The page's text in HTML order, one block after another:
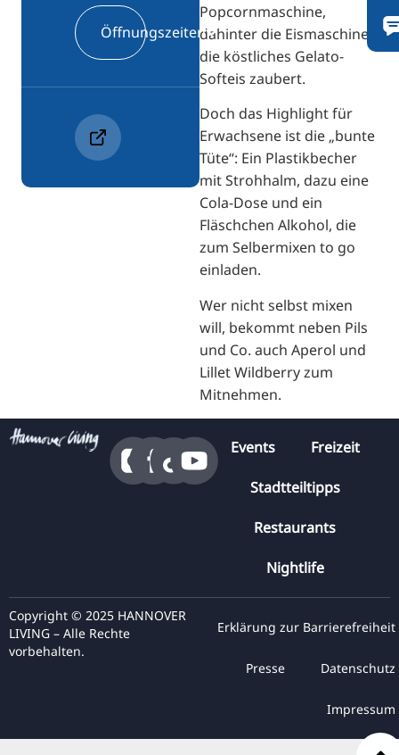
Popcornmaschine,
dahinter die Eismaschine,
die köstliches Gelato-
Softeis zaubert.
Doch das Highlight für
Erwachsene ist die „bunte
Tüte“: Ein Plastikbecher
mit Strohhalm, dazu eine
Cola-Dose und ein
Fläschchen Alkohol, die
zum Selbermixen to go
einladen.
Wer nicht selbst mixen
will, bekommt neben Pils
und Co. auch Aperol und
Lillet Wildberry zum
Mitnehmen.
Öffnungszeiten
Events Freizeit
Stadtteiltipps
Restaurants
Nightlife
Copyright © 2025 HANNOVER
LIVING – Alle Rechte
vorbehalten.
Erklärung zur Barrierefreiheit
Presse Datenschutz
Impressum